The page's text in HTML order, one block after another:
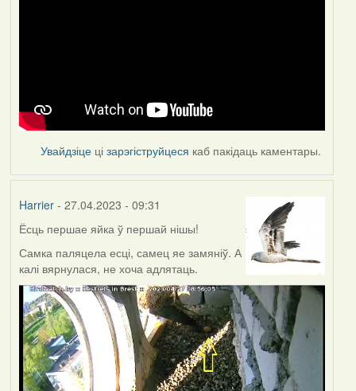
Увайдзіце цізарэгіструйцеся каб пакідаць каментары.
Harrier- 27.04.2023 - 09:31
Ёсць першае яйка ў першай нішы!
Самка паляцела есці, самец яе замяніў. А
калі вярнулася, не хоча адлятаць.